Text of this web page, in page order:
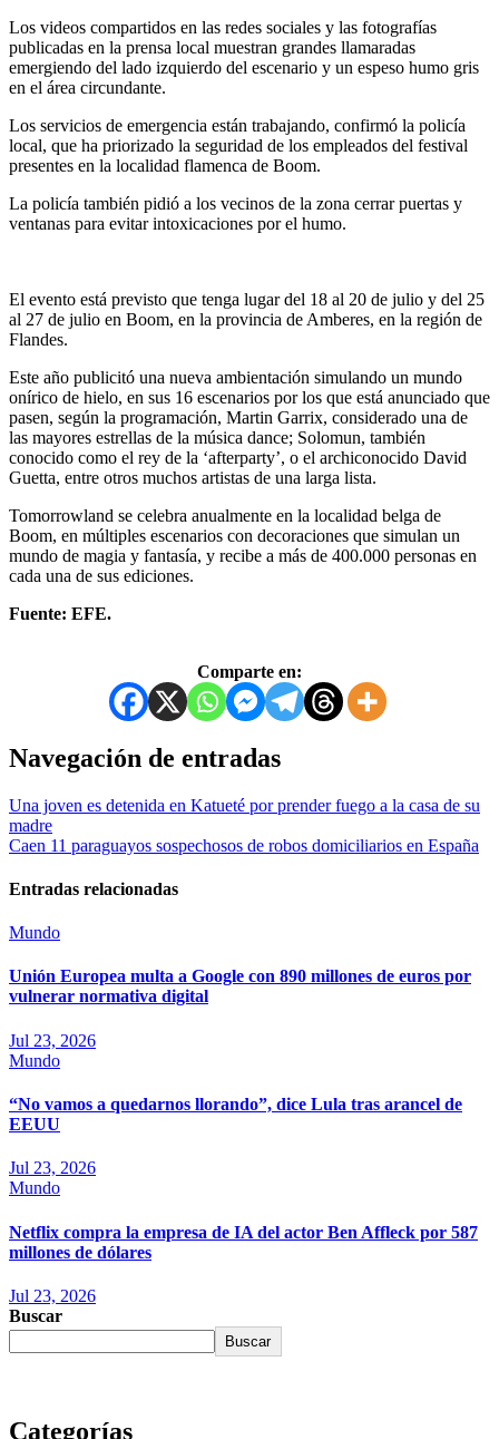
Los videos compartidos en las redes sociales y las fotografías
publicadas en la prensa local muestran grandes llamaradas
emergiendo del lado izquierdo del escenario y un espeso humo gris
en el área circundante.
Los servicios de emergencia están trabajando, confirmó la policía
local, que ha priorizado la seguridad de los empleados del festival
presentes en la localidad flamenca de Boom.
La policía también pidió a los vecinos de la zona cerrar puertas y
ventanas para evitar intoxicaciones por el humo.
El evento está previsto que tenga lugar del 18 al 20 de julio y del 25
al 27 de julio en Boom, en la provincia de Amberes, en la región de
Flandes.
Este año publicitó una nueva ambientación simulando un mundo
onírico de hielo, en sus 16 escenarios por los que está anunciado que
pasen, según la programación, Martin Garrix, considerado una de
las mayores estrellas de la música dance; Solomun, también
conocido como el rey de la ‘afterparty’, o el archiconocido David
Guetta, entre otros muchos artistas de una larga lista.
Tomorrowland se celebra anualmente en la localidad belga de
Boom, en múltiples escenarios con decoraciones que simulan un
mundo de magia y fantasía, y recibe a más de 400.000 personas en
cada una de sus ediciones.
Fuente: EFE.
Comparte en:
Navegación de entradas
Una joven es detenida en Katueté por prender fuego a la casa de su
madre
Caen 11 paraguayos sospechosos de robos domiciliarios en España
Entradas relacionadas
Mundo
Unión Europea multa a Google con 890 millones de euros por
vulnerar normativa digital
Jul 23, 2026
Mundo
“No vamos a quedarnos llorando”, dice Lula tras arancel de
EEUU
Jul 23, 2026
Mundo
Netflix compra la empresa de IA del actor Ben Affleck por 587
millones de dólares
Jul 23, 2026
Buscar
Buscar
Categorías